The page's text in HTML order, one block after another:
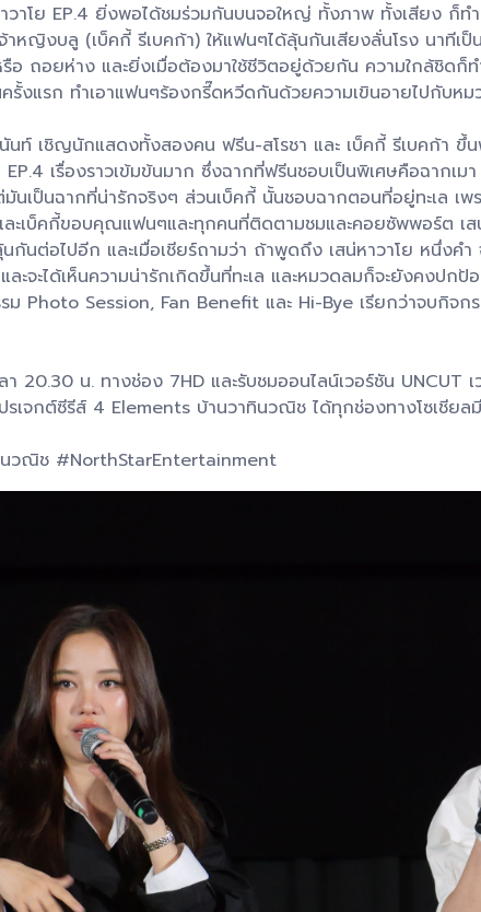
วาโย EP.4 ยิ่งพอได้ชมร่วมกันบนจอใหญ่ ทั้งภาพ ทั้งเสียง ก็
หญิงบลู (เบ็คกี้ รีเบคก้า) ให้แฟนๆได้ลุ้นกันเสียงลั่นโรง นาทีเ
อ ถอยห่าง และยิ่งเมื่อต้องมาใช้ชีวิตอยู่ด้วยกัน ความใกล้ชิดก็
งแรก ทำเอาแฟนๆร้องกรี๊ดหวีดกันด้วยความเขินอายไปกับห
ท์ เชิญนักแสดงทั้งสองคน ฟรีน-สโรชา และ เบ็คกี้ รีเบคก้า ขึ้
เรื่องราวเข้มข้นมาก ซึ่งฉากที่ฟรีนชอบเป็นพิเศษคือฉากเม
นเป็นฉากที่น่ารักจริงๆ ส่วนเบ็คกี้ นั้นชอบฉากตอนที่อยู่ทะเล
ะเบ็คกี้ขอบคุณแฟนๆและทุกคนที่ติดตามชมและคอยซัพพอร์ต เส
กันต่อไปอีก และเมื่อเชียร์ถามว่า ถ้าพูดถึง เสน่หาวาโย หนึ่งค
ะจะได้เห็นความน่ารักเกิดขึ้นที่ทะเล และหมวดลมก็จะยังคงป
Photo Session, Fan Benefit และ Hi-Bye เรียกว่าจบกิจ
า 20.30 น. ทางช่อง 7HD และรับชมออนไลน์เวอร์ชัน UNCUT
ปรเจกต์ซีรีส์ 4 Elements บ้านวาทินวณิช ได้ทุกช่องทางโซเ
วณิช #NorthStarEntertainment